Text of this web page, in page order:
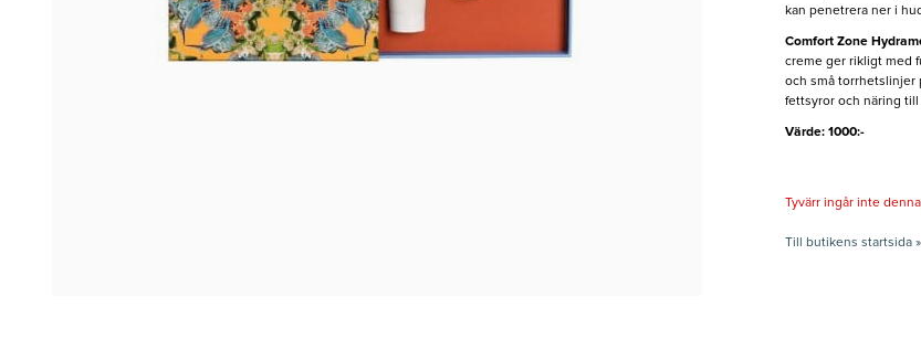
kan penetrera ner i
Comfort Zone
creme ger rikligt med
och små torrhetslinjer
fettsyror och näring
Värde: 1000:-
Tyvärr ingår inte
Till butikens startsida »